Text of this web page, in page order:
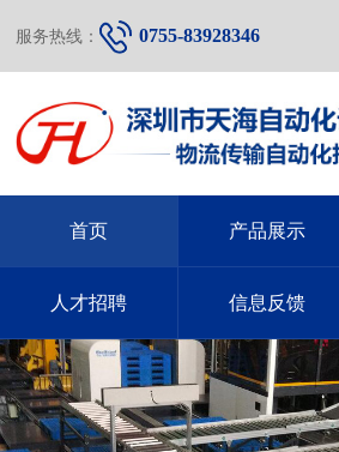
服务热线： 0755-83928346
首页 产品展示
人才招聘 信息反馈